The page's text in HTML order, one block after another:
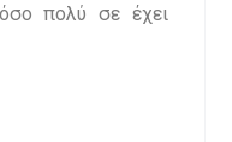
πολύ σε έχει